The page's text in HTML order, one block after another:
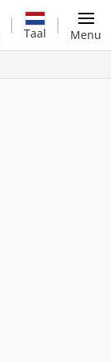
Taal Menu